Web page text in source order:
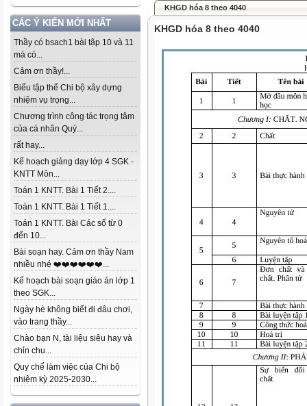
CÁC Ý KIẾN MỚI NHẤT
Thầy có bsach1 bài tập 10 và 11
mà có...
Cảm ơn thầy!...
Biểu tập thể Chi bộ xây dựng
nhiệm vụ trọng...
Chương trình công tác trọng tâm
của cá nhân Quý...
rất hay...
Kế hoạch giảng dạy lớp 4 SGK -
KNTT Môn...
Toán 1 KNTT. Bài 1 Tiết 2....
Toán 1 KNTT. Bài 1 Tiết 1....
Toán 1 KNTT. Bài Các số từ 0
đến 10...
Bài soạn hay. Cảm ơn thầy Nam
nhiều nhé ❤️❤️❤️❤️❤️❤️...
Kế hoạch bài soạn giáo án lớp 1
theo SGK...
Ngày hè không biết đi đâu chơi,
vào trang thầy...
Chào bạn N, tài liệu siêu hay và
chỉn chu...
Quy chế làm việc của Chi bộ
nhiệm kỳ 2025-2030...
KHGD hóa 8 theo 4040
KHGD hóa 8 theo 4040